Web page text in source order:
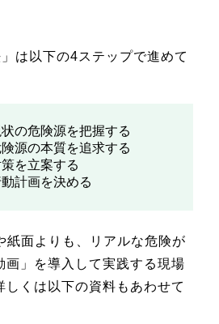
は以下の4ステップで進めて
の危険源を把握する
源の本質を追求する
を立案する
計画を決める
面よりも、リアルな危険が
画」を導入して実践する現場
しくは以下の資料もあわせて